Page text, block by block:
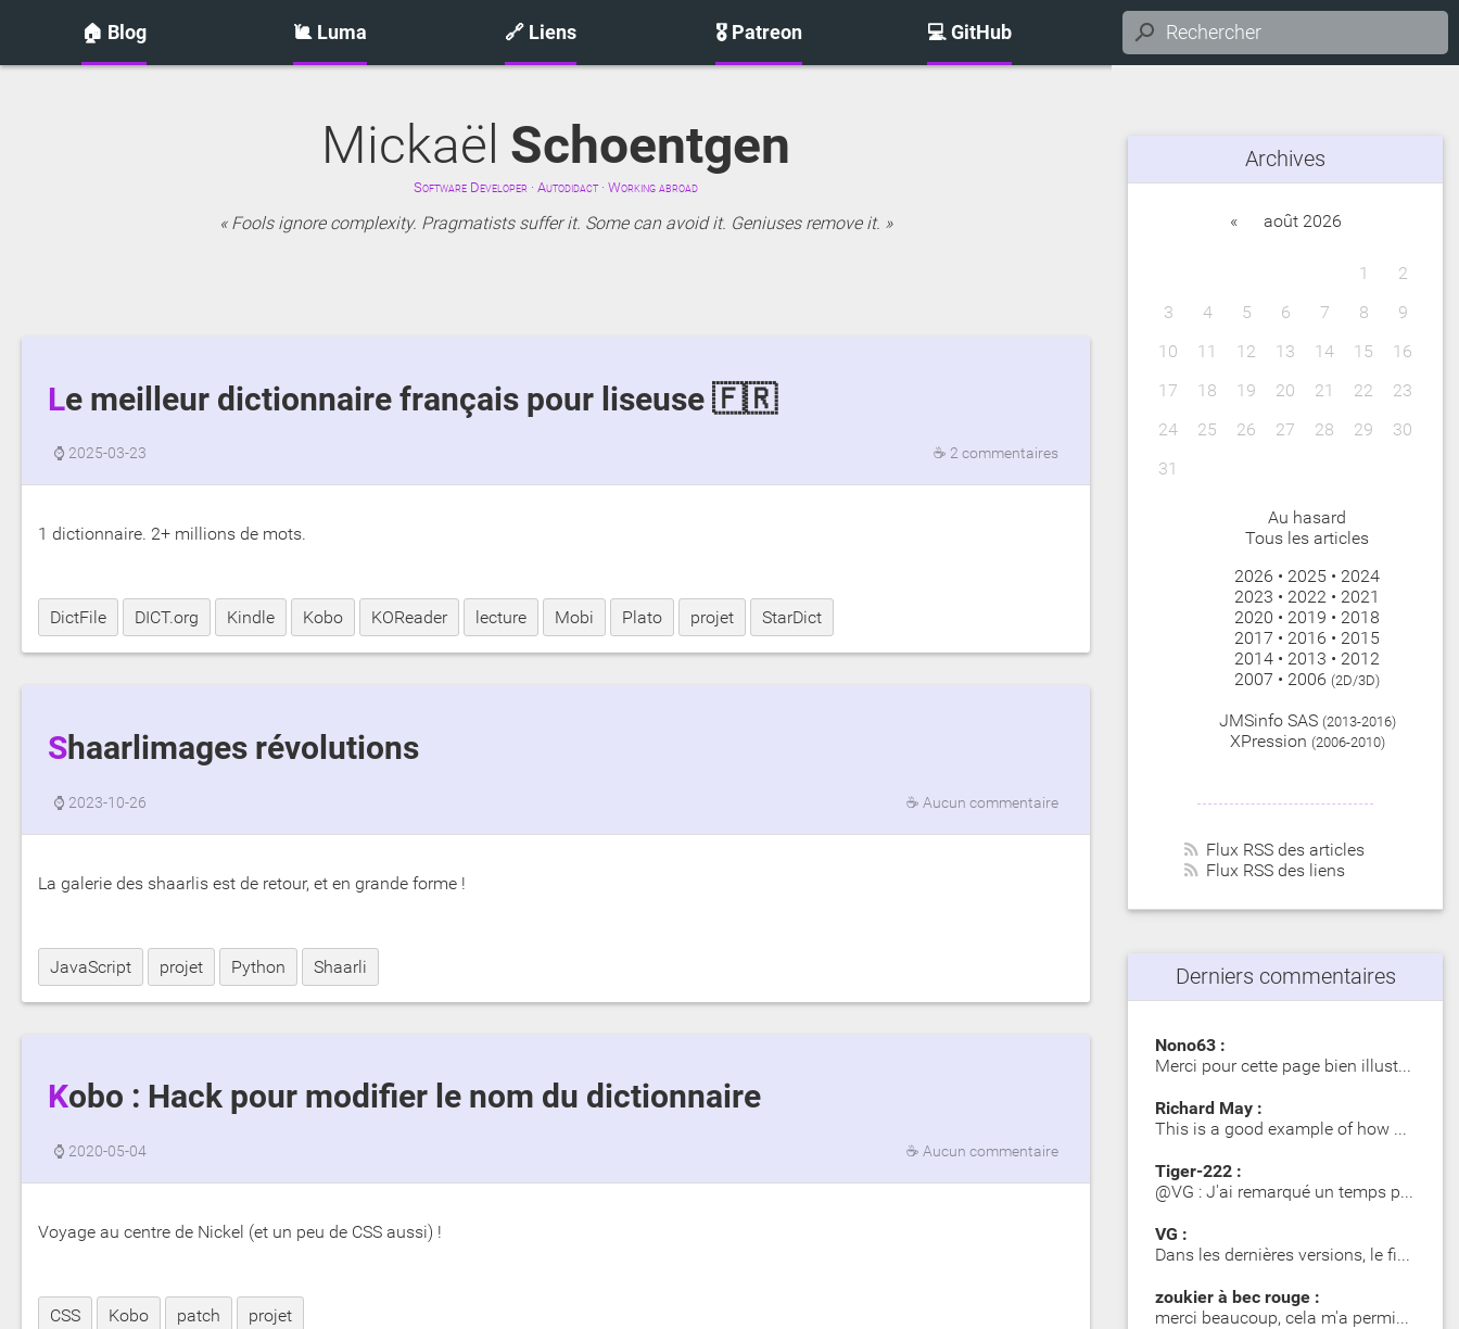
🏠 Blog 🐌 Luma 🔗 Liens 🎖️ Patreon 💻 GitHub
Archives
« août 2026
1
2
3
4 5 6 7 8
9
10
11 12 13 14 15
16
17
18 19 20 21 22
23
24
25 26 27 28 29
30
31
Au hasard
Tous les articles
2026 • 2025 • 2024
2023 • 2022 • 2021
2020 • 2019 • 2018
2017 • 2016 • 2015
2014 • 2013 • 2012
2007 • 2006 (2D/3D)
JMSinfo SAS (2013-2016)
XPression (2006-2010)
Flux RSS des articles
Flux RSS des liens
Derniers commentaires
Nono63 :
Merci pour cette page bien illustrée. Les Girelle Paon obs…
Richard May :
This is a good example of how SIP significantly impacts dy…
Tiger-222 :
@VG : J'ai remarqué un temps plus long lors du premier mot…
VG :
Dans les dernières versions, le fichier zip contient des d…
zoukier à bec rouge :
merci beaucoup, cela m'a permis d'identifier des poisson o…
Mickaël Schoentgen
Software Developer · Autodidact · Working abroad
Fools ignore complexity. Pragmatists suffer it. Some can avoid it. Geniuses remove it.
Le meilleur dictionnaire français pour liseuse 🇫🇷
☕ 2 commentaires
⌚ 2025-03-23
1 dictionnaire. 2+ millions de mots.
DictFile DICT.org Kindle Kobo KOReader lecture Mobi Plato projet StarDict
Shaarlimages révolutions
☕Aucun commentaire
⌚ 2023-10-26
La galerie des shaarlis est de retour, et en grande forme !
JavaScript projet Python Shaarli
Kobo : Hack pour modifier le nom du dictionnaire
☕Aucun commentaire
⌚ 2020-05-04
Voyage au centre de Nickel (et un peu de CSS aussi) !
CSS Kobo patch projet